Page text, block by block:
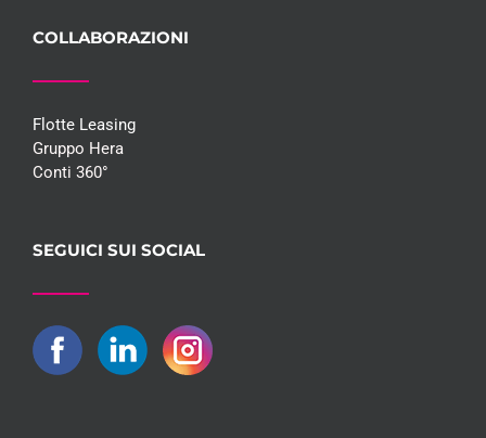
COLLABORAZIONI
Flotte Leasing
Gruppo Hera
Conti 360°
SEGUICI SUI SOCIAL